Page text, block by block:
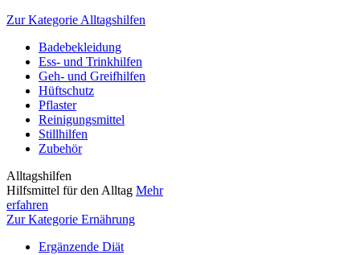
Zur Kategorie Alltagshilfen
Badebekleidung
Ess- und Trinkhilfen
Geh- und Greifhilfen
Hüftschutz
Pflaster
Reinigungsmittel
Stillhilfen
Zubehör
Alltagshilfen
Hilfsmittel für den Alltag Mehr
erfahren
Zur Kategorie Ernährung
Ergänzende Diät